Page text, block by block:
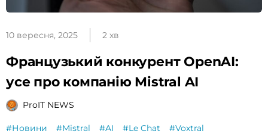
10 вересня, 2025 2 хв
Французький конкурент OpenAI:
усе про компанію Mistral AI
ProIT NEWS
#Новини #Mistral #AI #Le Chat
#Voxtral